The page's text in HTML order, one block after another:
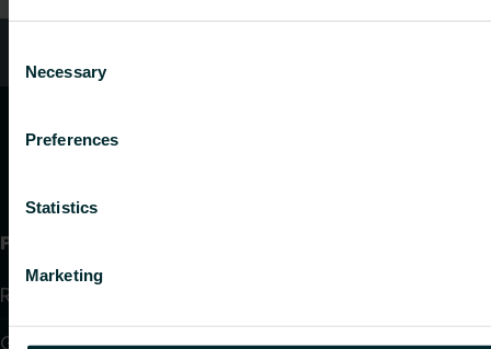
Selection
Necessary
Preferences
Statistics
Marketing
Produkter
Radiatorer
Golvvärme och golvkylning